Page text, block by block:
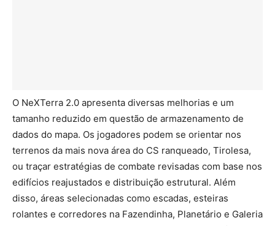
O NeXTerra 2.0 apresenta diversas melhorias e um
tamanho reduzido em questão de armazenamento de
dados do mapa. Os jogadores podem se orientar nos
terrenos da mais nova área do CS ranqueado, Tirolesa,
ou traçar estratégias de combate revisadas com base nos
edifícios reajustados e distribuição estrutural. Além
disso, áreas selecionadas como escadas, esteiras
rolantes e corredores na Fazendinha, Planetário e Galeria